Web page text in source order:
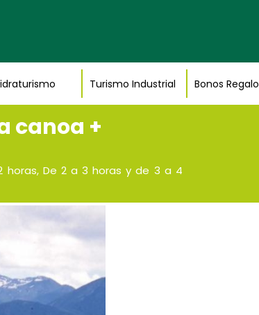
Turismo Industrial Bonos Regalo
canoa +
horas, De 2 a 3 horas y de 3 a 4